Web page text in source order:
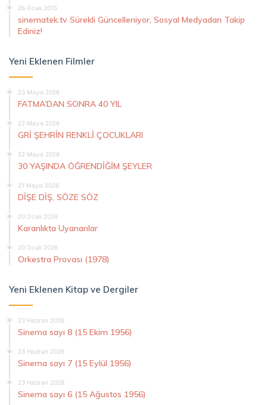
26 Ocak 2015
sinematek.tv Sürekli Güncelleniyor, Sosyal Medyadan Takip
Ediniz!
Yeni Eklenen Filmler
23 Mayıs 2026
FATMA’DAN SONRA 40 YIL
22 Mayıs 2026
GRİ ŞEHRİN RENKLİ ÇOCUKLARI
22 Mayıs 2026
30 YAŞINDA ÖĞRENDİĞİM ŞEYLER
21 Mayıs 2026
DİŞE DİŞ, SÖZE SÖZ
20 Ocak 2026
Karanlıkta Uyananlar
20 Ocak 2026
Orkestra Provası (1978)
Yeni Eklenen Kitap ve Dergiler
23 Haziran 2026
Sinema sayı 8 (15 Ekim 1956)
23 Haziran 2026
Sinema sayı 7 (15 Eylül 1956)
23 Haziran 2026
Sinema sayı 6 (15 Ağustos 1956)